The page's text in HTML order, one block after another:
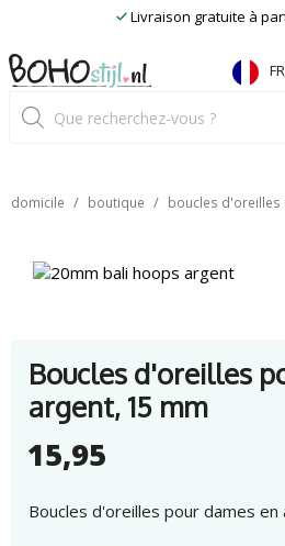
content
Livraison gratuite à
de
produits
FR
domicile / boutique / boucles d'oreilles
Boucles d'oreilles
argent, 15 mm
15,95
Boucles d'oreilles pour dames